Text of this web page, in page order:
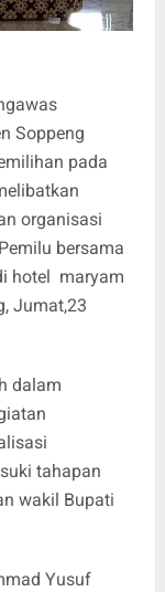
Soppeng
pada
organisasi
bersama
hotel maryam
Jumat,23
dalam
tahapan
wakil Bupati
Yusuf